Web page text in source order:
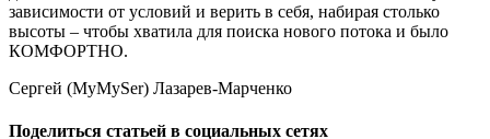
зависимости от условий и верить в себя, набирая столько
высоты – чтобы хватила для поиска нового потока и было
КОМФОРТНО.
Сергей (MyMySer) Лазарев-Марченко
Поделиться статьей в социальных сетях